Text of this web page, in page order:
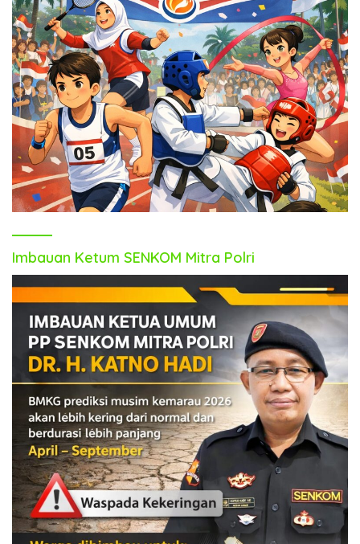
Imbauan Ketum SENKOM Mitra Polri